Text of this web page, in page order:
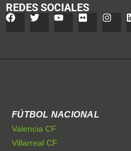
REDES SOCIALES
FÚTBOL NACIONAL
Valencia CF
Villarreal CF